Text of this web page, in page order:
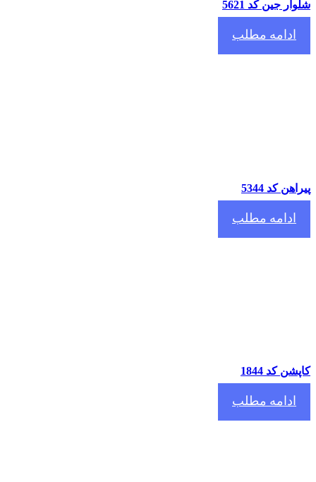
جین کد 5621
ادامه مطلب
کد 5344
ادامه مطلب
کد 1844
ادامه مطلب